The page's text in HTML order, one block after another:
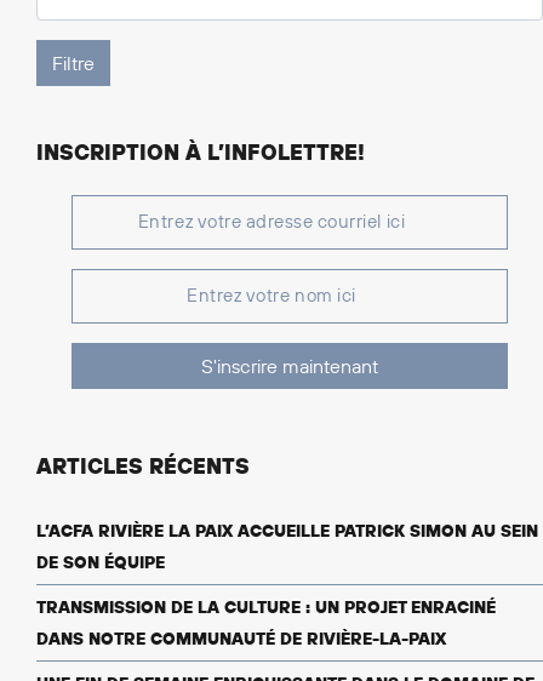
INSCRIPTION À L’INFOLETTRE!
S'inscrire maintenant
ARTICLES RÉCENTS
L’ACFA RIVIÈRE LA PAIX ACCUEILLE PATRICK SIMON AU SEIN
DE SON ÉQUIPE
TRANSMISSION DE LA CULTURE : UN PROJET ENRACINÉ
DANS NOTRE COMMUNAUTÉ DE RIVIÈRE-LA-PAIX